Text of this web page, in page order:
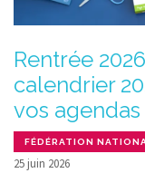
Rentrée
calendrier
vos
FÉDÉRATION
25 juin 2026